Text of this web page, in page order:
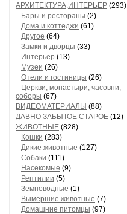
АРХИТЕКТУРА,ИНТЕРЬЕР (293)
Бары и рестораны (2)
Дома и коттеджи (61)
Другое (64)
Замки и дворцы (33)
Интерьер (13)
Музеи (26)
Отели и гостиницы (26)
Церкви, монастыри, часовни,
соборы (67)
ВИДЕОМАТЕРИАЛЫ (88)
ДАВНО ЗАБЫТОЕ СТАРОЕ (12)
ЖИВОТНЫЕ (828)
Кошки (283)
Дикие животные (127)
Собаки (111)
Насекомые (9)
Рептилии (5)
Земноводные (1)
Вымершие животные (7)
Домашние питомцы (97)